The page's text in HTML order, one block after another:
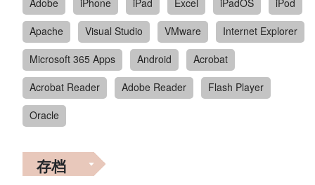
Apache
Visual Studio VMware
Internet Explorer
Microsoft 365 Apps
Android
Acrobat
Acrobat Reader
Adobe Reader
Flash Player
Oracle
存档